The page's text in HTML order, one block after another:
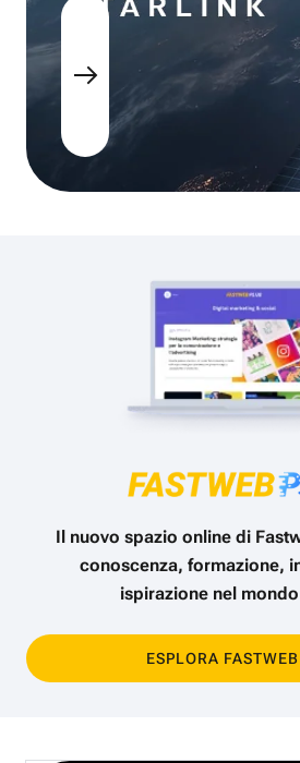
Il nuovo spazio online di
conoscenza, formazione,
ispirazione nel
ESPLORA